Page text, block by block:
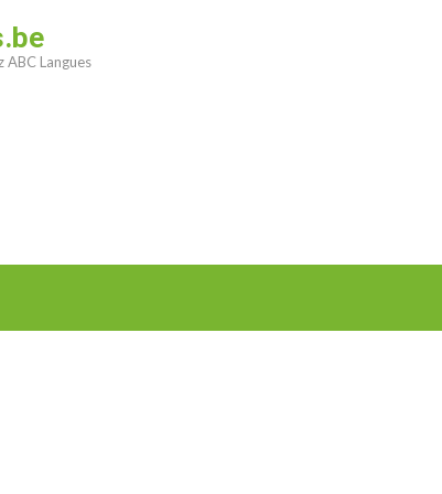
ABC Langues